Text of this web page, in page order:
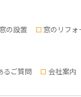
の設置 窓のリフォ
るご質問 会社案内